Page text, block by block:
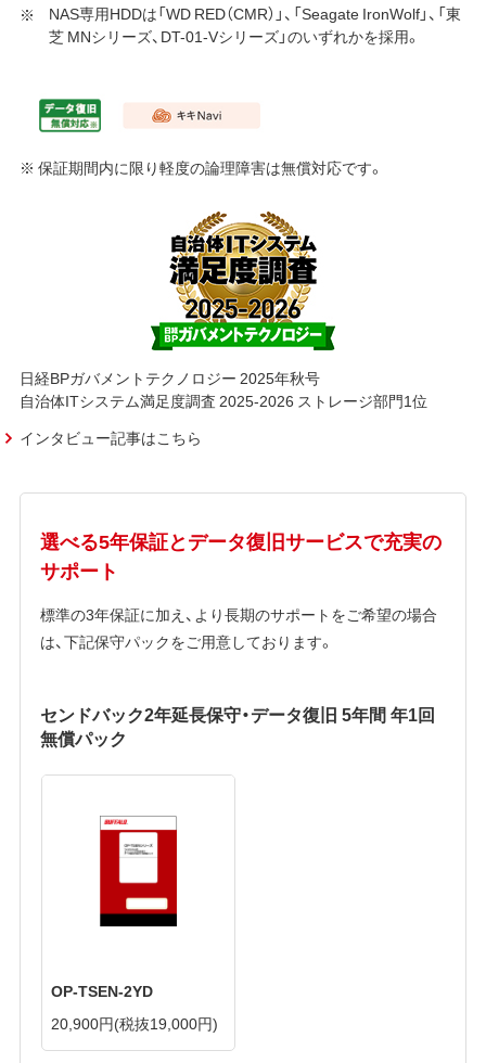
NAS専用HDDは「WD RED（CMR）」、「Seagate IronWolf」、「東
芝 MNシリーズ、DT-01-Vシリーズ」のいずれかを採用。
※ 保証期間内に限り軽度の論理障害は無償対応です。
日経BPガバメントテクノロジー 2025年秋号
自治体ITシステム満足度調査 2025-2026 ストレージ部門1位
インタビュー記事はこちら
選べる5年保証とデータ復旧サービスで充実の
サポート
標準の3年保証に加え、より長期のサポートをご希望の場合
は、下記保守パックをご用意しております。
センドバック2年延長保守・データ復旧 5年間 年1回
無償パック
OP-TSEN-2YD
20,900円(税抜19,000円)